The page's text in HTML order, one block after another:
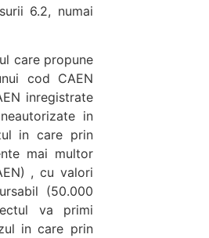
6.2, numai
care propune
cod CAEN
inregistrate
in
in care prin
mai multor
, cu valori
(50.000
va primi
in care prin